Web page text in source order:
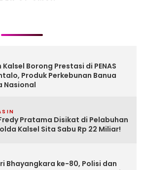
Borong Prestasi di PENAS
Produk Perkebunan Banua
Nasional
Pratama Disikat di Pelabuhan
Kalsel Sita Sabu Rp 22 Miliar!
Bhayangkara ke-80, Polisi dan